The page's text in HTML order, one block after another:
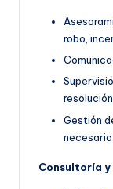
robo,
Gestión
necesario.
Consultoría